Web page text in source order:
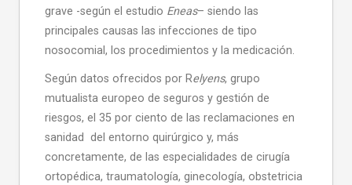
grave -según el estudio Eneas– siendo las
principales causas las infecciones de tipo
nosocomial, los procedimientos y la medicación.
Según datos ofrecidos por Relyens, grupo
mutualista europeo de seguros y gestión de
riesgos, el 35 por ciento de las reclamaciones en
sanidad del entorno quirúrgico y, más
concretamente, de las especialidades de cirugía
ortopédica, traumatología, ginecología, obstetricia